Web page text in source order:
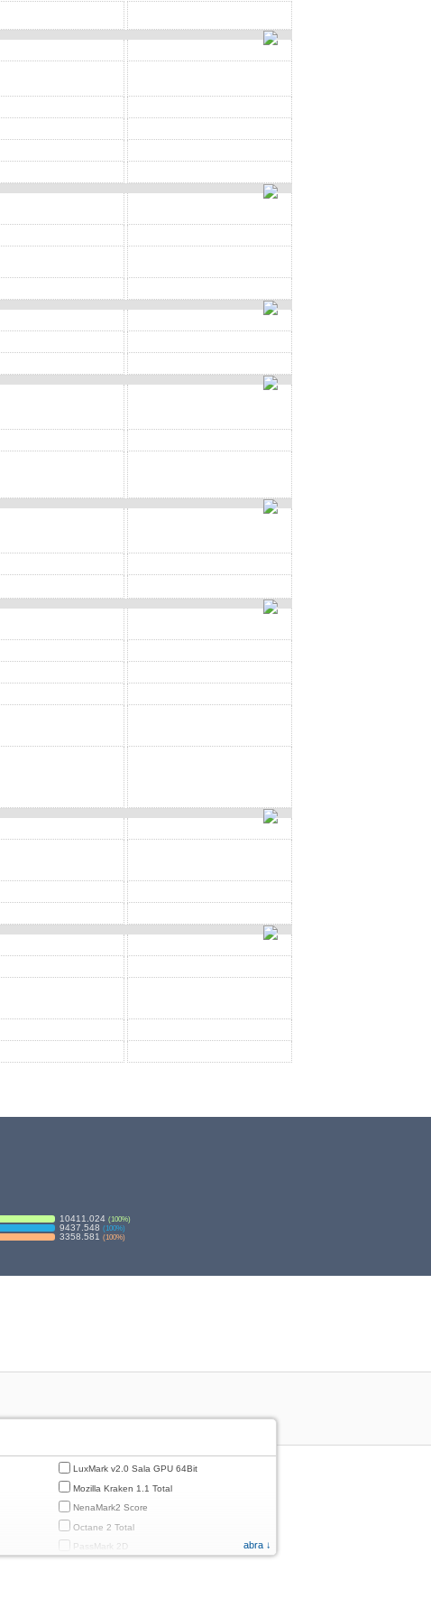
10411.024 (100%)
9437.548 (100%)
3358.581 (100%)
LuxMark v2.0 Sala GPU 64Bit
Mozilla Kraken 1.1 Total
NenaMark2 Score
Octane 2 Total
PassMark 2D
abra ↓